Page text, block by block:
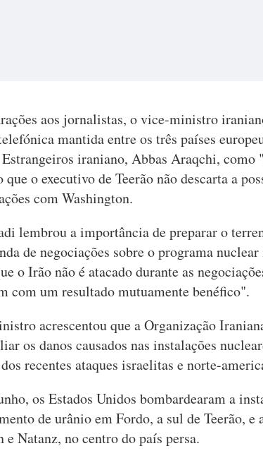
aos jornalistas, o vice-ministro
mantida entre os três países
iraniano, Abbas Araqchi,
o executivo de Teerão não descarta a
com Washington.
lembrou a importância de preparar o
de negociações sobre o programa
o Irão não é atacado durante as
com um resultado mutuamente benéfico".
acrescentou que a Organização
os danos causados nas instalações
recentes ataques israelitas e norte-
os Estados Unidos bombardearam a
de urânio em Fordo, a sul de Teerão, e
e Natanz, no centro do país persa.